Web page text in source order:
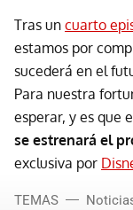
Tras un cuarto
estamos por
sucederá en el
Para nuestra
esperar, y es que
se estrenará el
exclusiva por
TEMAS